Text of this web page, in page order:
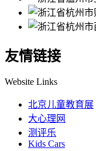
友情链接
Website Links
北京儿童教育展
大心理网
测评乐
Kids Cars